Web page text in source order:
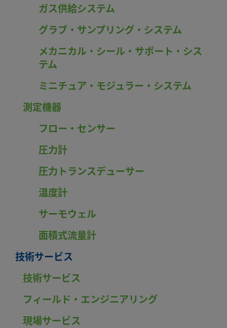
ガス供給システム
グラブ・サンプリング・システム
メカニカル・シール・サポート・シス
テム
ミニチュア・モジュラー・システム
測定機器
フロー・センサー
圧力計
圧力トランスデューサー
温度計
サーモウェル
面積式流量計
技術サービス
技術サービス
フィールド・エンジニアリング
現場サービス